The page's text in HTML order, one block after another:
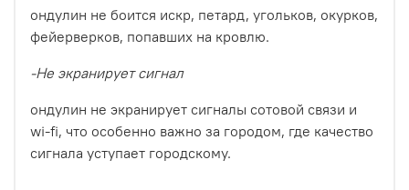
ондулин не боится искр, петард, угольков, окурков,
фейерверков, попавших на кровлю.
-Не экранирует сигнал
ондулин не экранирует сигналы сотовой связи и
wi-fi, что особенно важно за городом, где качество
сигнала уступает городскому.